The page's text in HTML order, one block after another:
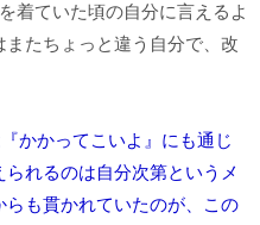
着ていた頃の自分に言えるよ
たちょっと違う自分で、改
かかってこいよ』にも通じ
れるのは自分次第というメ
も貫かれていたのが、この